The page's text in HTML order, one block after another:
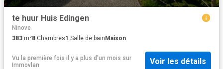
te huur Huis Edingen
Ninove
383 m²8 Chambres1 Salle de bain Maison
Vu la première fois il y a plus d'un mois sur
Immovlan
Voir les détails